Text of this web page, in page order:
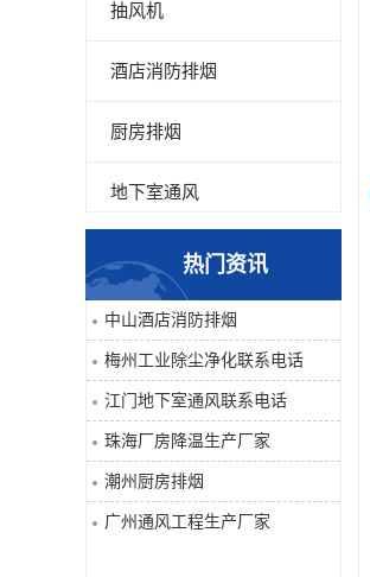
抽风机
酒店消防排烟
厨房排烟
地下室通风
工业除尘净化
热门资讯
中山酒店消防排烟
梅州工业除尘净化联系电话
江门地下室通风联系电话
珠海厂房降温生产厂家
潮州厨房排烟
广州通风工程生产厂家